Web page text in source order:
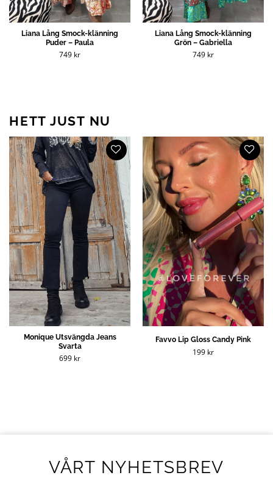
Liana Lång Smock-klänning
Puder – Paula
749 kr
Liana Lång Smock-klänning
Grön – Gabriella
749 kr
HETT JUST NU
Monique Utsvängda Jeans
Svarta
699 kr
Favvo Lip Gloss Candy Pink
199 kr
VÅRT NYHETSBREV